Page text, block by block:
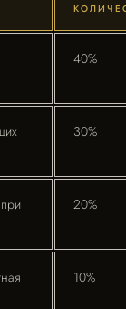
40%
30%
20%
10%